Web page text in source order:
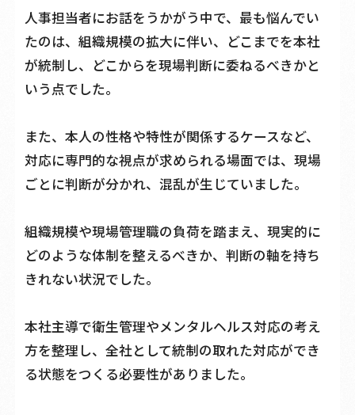
人事担当者にお話をうかがう中で、最も悩んでい
たのは、組織規模の拡大に伴い、どこまでを本社
が統制し、どこからを現場判断に委ねるべきかと
いう点でした。
また、本人の性格や特性が関係するケースなど、
対応に専門的な視点が求められる場面では、現場
ごとに判断が分かれ、混乱が生じていました。
組織規模や現場管理職の負荷を踏まえ、現実的に
どのような体制を整えるべきか、判断の軸を持ち
きれない状況でした。
本社主導で衛生管理やメンタルヘルス対応の考え
方を整理し、全社として統制の取れた対応ができ
る状態をつくる必要性がありました。